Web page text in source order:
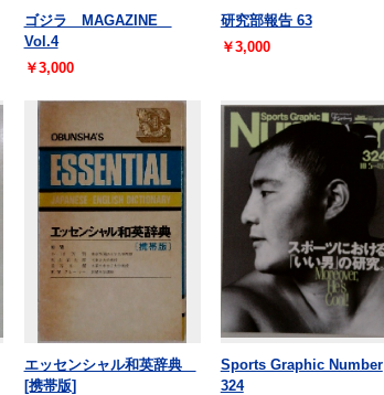
ゴジラ MAGAZINE
Vol.4
￥3,000
研究部報告 63
￥3,000
エッセンシャル和英辞典
[携帯版]
Sports Graphic Number
324